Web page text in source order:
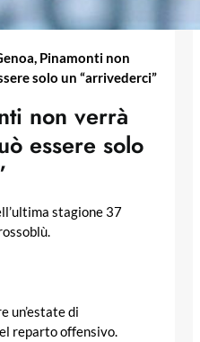
Pinamonti non
solo un “arrivederci”
non verrà
essere solo
stagione 37
un’estate di
reparto offensivo.